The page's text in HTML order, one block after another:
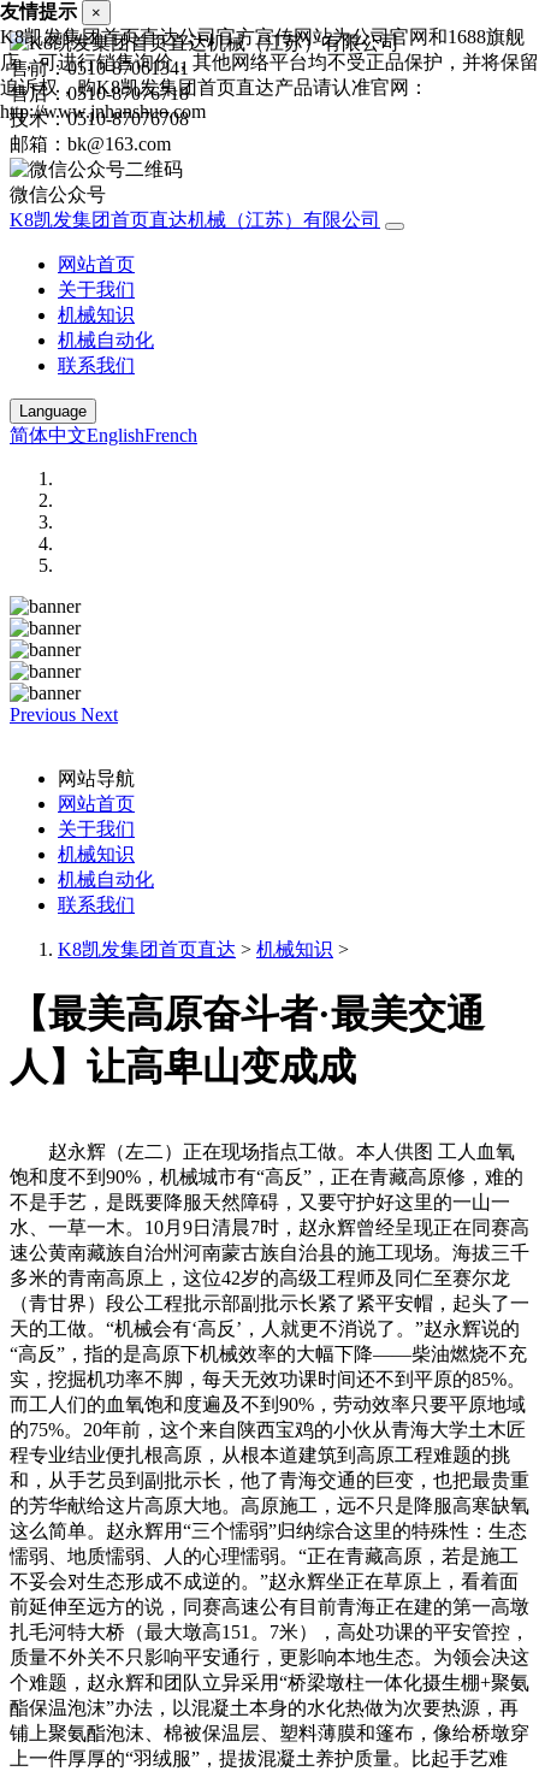
售前：0510-87061341
售后：0510-87076718
技术：0510-87076708
邮箱：bk@163.com
微信公众号
K8凯发集团首页直达机械（江苏）有限公司
网站首页
关于我们
机械知识
机械自动化
联系我们
Language
简体中文EnglishFrench
Previous Next
网站导航
网站首页
关于我们
机械知识
机械自动化
联系我们
K8凯发集团首页直达 > 机械知识 >
【最美高原奋斗者·最美交通
人】让高卑山变成成
赵永辉（左二）正在现场指点工做。本人供图 工人血氧
饱和度不到90%，机械城市有“高反”，正在青藏高原修，难的
不是手艺，是既要降服天然障碍，又要守护好这里的一山一
水、一草一木。10月9日清晨7时，赵永辉曾经呈现正在同赛高
速公黄南藏族自治州河南蒙古族自治县的施工现场。海拔三千
多米的青南高原上，这位42岁的高级工程师及同仁至赛尔龙
（青甘界）段公工程批示部副批示长紧了紧平安帽，起头了一
天的工做。“机械会有‘高反’，人就更不消说了。”赵永辉说的
“高反”，指的是高原下机械效率的大幅下降——柴油燃烧不充
实，挖掘机功率不脚，每天无效功课时间还不到平原的85%。
而工人们的血氧饱和度遍及不到90%，劳动效率只要平原地域
的75%。20年前，这个来自陕西宝鸡的小伙从青海大学土木匠
程专业结业便扎根高原，从根本道建筑到高原工程难题的挑
和，从手艺员到副批示长，他了青海交通的巨变，也把最贵重
的芳华献给这片高原大地。高原施工，远不只是降服高寒缺氧
这么简单。赵永辉用“三个懦弱”归纳综合这里的特殊性：生态
懦弱、地质懦弱、人的心理懦弱。“正在青藏高原，若是施工
不妥会对生态形成不成逆的。”赵永辉坐正在草原上，看着面
前延伸至远方的说，同赛高速公有目前青海正在建的第一高墩
扎毛河特大桥（最大墩高151。7米），高处功课的平安管控，
质量不外关不只影响平安通行，更影响本地生态。为领会决这
个难题，赵永辉和团队立异采用“桥梁墩柱一体化摄生棚+聚氨
酯保温泡沫”办法，以混凝土本身的水化热做为次要热源，再
铺上聚氨酯泡沫、棉被保温层、塑料薄膜和篷布，像给桥墩穿
上一件厚厚的“羽绒服”，提拔混凝土养护质量。比起手艺难
友情提示 ×
K8凯发集团首页直达公司官方宣传网站为公司官网和1688旗舰
店，可进行销售询价，其他网络平台均不受正品保护，并将保留
追诉权，购K8凯发集团首页直达产品请认准官网：
http://www.jnhanshuo.com